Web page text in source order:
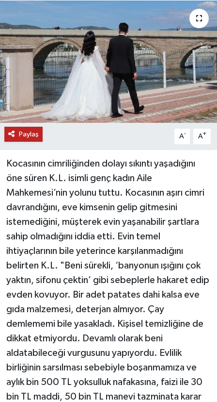
Paylaş A- A+
Kocasının cimriliğinden dolayı sıkıntı yaşadığını
öne süren K.L. isimli genç kadın Aile
Mahkemesi’nin yolunu tuttu. Kocasının aşırı cimri
davrandığını, eve kimsenin gelip gitmesini
istemediğini, müşterek evin yaşanabilir şartlara
sahip olmadığını iddia etti. Evin temel
ihtiyaçlarının bile yeterince karşılanmadığını
belirten K.L. "Beni sürekli, ‘banyonun ışığını çok
yaktın, sifonu çektin’ gibi sebeplerle hakaret edip
evden kovuyor. Bir adet patates dahi kalsa eve
gıda malzemesi, deterjan almıyor. Çay
demlememi bile yasakladı. Kişisel temizliğine de
dikkat etmiyordu. Devamlı olarak beni
aldatabileceği vurgusunu yapıyordu. Evlilik
birliğinin sarsılması sebebiyle boşanmamıza ve
aylık bin 500 TL yoksulluk nafakasına, faizi ile 30
bin TL maddi, 50 bin TL manevi tazminata karar
RÖPORTAJ
VİDEO HABERLER
YAZARLAR
RESMİ İLAN